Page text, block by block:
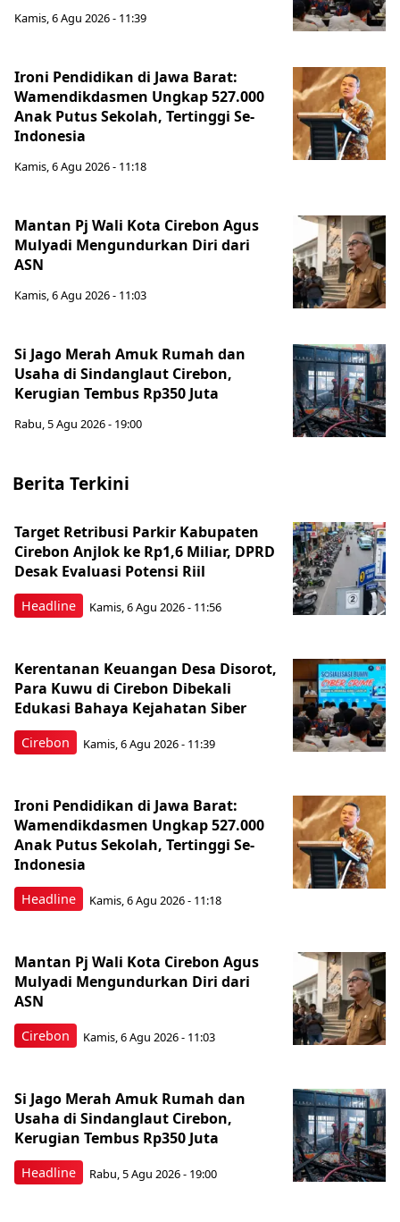
Kamis, 6 Agu 2026 - 11:39
Ironi Pendidikan di Jawa Barat:
Wamendikdasmen Ungkap 527.000
Anak Putus Sekolah, Tertinggi Se-
Indonesia
Kamis, 6 Agu 2026 - 11:18
Mantan Pj Wali Kota Cirebon Agus
Mulyadi Mengundurkan Diri dari
ASN
Kamis, 6 Agu 2026 - 11:03
Si Jago Merah Amuk Rumah dan
Usaha di Sindanglaut Cirebon,
Kerugian Tembus Rp350 Juta
Rabu, 5 Agu 2026 - 19:00
Berita Terkini
Headline
Target Retribusi Parkir Kabupaten
Cirebon Anjlok ke Rp1,6 Miliar, DPRD
Desak Evaluasi Potensi Riil
Kamis, 6 Agu 2026 - 11:56
Cirebon
Kerentanan Keuangan Desa Disorot,
Para Kuwu di Cirebon Dibekali
Edukasi Bahaya Kejahatan Siber
Kamis, 6 Agu 2026 - 11:39
Headline
Ironi Pendidikan di Jawa Barat:
Wamendikdasmen Ungkap 527.000
Anak Putus Sekolah, Tertinggi Se-
Indonesia
Kamis, 6 Agu 2026 - 11:18
Cirebon
Mantan Pj Wali Kota Cirebon Agus
Mulyadi Mengundurkan Diri dari
ASN
Kamis, 6 Agu 2026 - 11:03
Headline
Si Jago Merah Amuk Rumah dan
Usaha di Sindanglaut Cirebon,
Kerugian Tembus Rp350 Juta
Rabu, 5 Agu 2026 - 19:00